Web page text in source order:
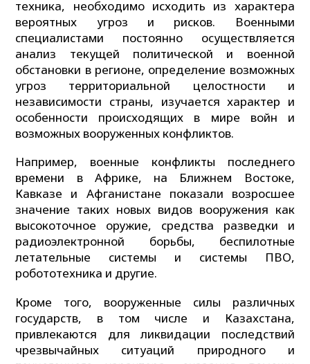
техника, необходимо исходить из характера
вероятных угроз и рисков. Военными
специалистами постоянно осуществляется
анализ текущей политической и военной
обстановки в регионе, определение возможных
угроз территориальной целостности и
независимости страны, изучается характер и
особенности происходящих в мире войн и
возможных вооруженных конфликтов.
Например, военные конфликты последнего
времени в Африке, на Ближнем Востоке,
Кавказе и Афганистане показали возросшее
значение таких новых видов вооружения как
высокоточное оружие, средства разведки и
радиоэлектронной борьбы, беспилотные
летательные системы и системы ПВО,
робототехника и другие.
Кроме того, вооруженные силы различных
государств, в том числе и Казахстана,
привлекаются для ликвидации последствий
чрезвычайных ситуаций природного и